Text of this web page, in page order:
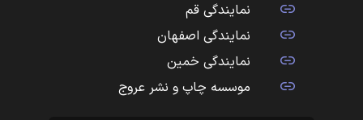
نمایندگی قم
نمایندگی اصفهان
نمایندگی خمین
موسسه چاپ و نشر عروج